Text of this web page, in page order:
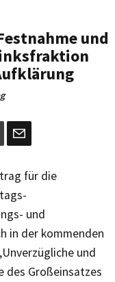
und
für die
und
in der kommenden
und
des Großeinsatzes